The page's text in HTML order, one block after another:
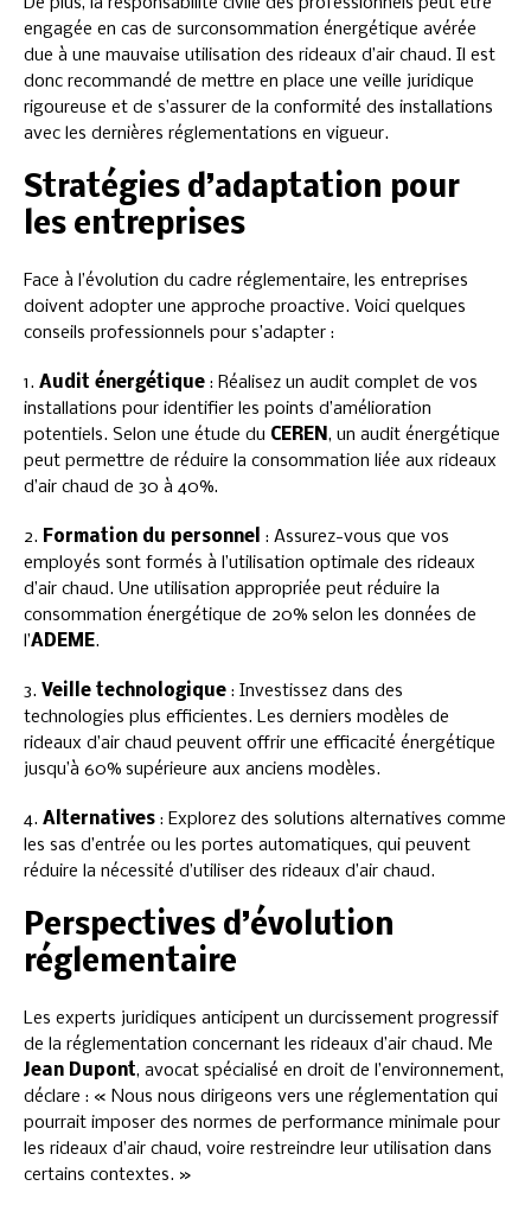
engagée en cas de surconsommation énergétique avérée
due à une mauvaise utilisation des rideaux d’air chaud. Il est
donc recommandé de mettre en place une veille juridique
rigoureuse et de s’assurer de la conformité des installations
avec les dernières réglementations en vigueur.
Stratégies d’adaptation pour
les entreprises
Face à l’évolution du cadre réglementaire, les entreprises
doivent adopter une approche proactive. Voici quelques
conseils professionnels pour s’adapter :
1. Audit énergétique : Réalisez un audit complet de vos
installations pour identifier les points d’amélioration
potentiels. Selon une étude du CEREN , un audit énergétique
peut permettre de réduire la consommation liée aux rideaux
d’air chaud de 30 à 40%.
2. Formation du personnel : Assurez-vous que vos
employés sont formés à l’utilisation optimale des rideaux
d’air chaud. Une utilisation appropriée peut réduire la
consommation énergétique de 20% selon les données de
l’ADEME.
3. Veille technologique : Investissez dans des
technologies plus efficientes. Les derniers modèles de
rideaux d’air chaud peuvent offrir une efficacité énergétique
jusqu’à 60% supérieure aux anciens modèles.
4. Alternatives : Explorez des solutions alternatives comme
les sas d’entrée ou les portes automatiques, qui peuvent
réduire la nécessité d’utiliser des rideaux d’air chaud.
Perspectives d’évolution
réglementaire
Les experts juridiques anticipent un durcissement progressif
de la réglementation concernant les rideaux d’air chaud. Me
Jean Dupont, avocat spécialisé en droit de l’environnement,
déclare : « Nous nous dirigeons vers une réglementation qui
pourrait imposer des normes de performance minimale pour
les rideaux d’air chaud, voire restreindre leur utilisation dans
certains contextes. »